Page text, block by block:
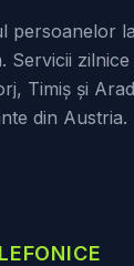
persoanelor
Servicii
Timiș și
din Austria.